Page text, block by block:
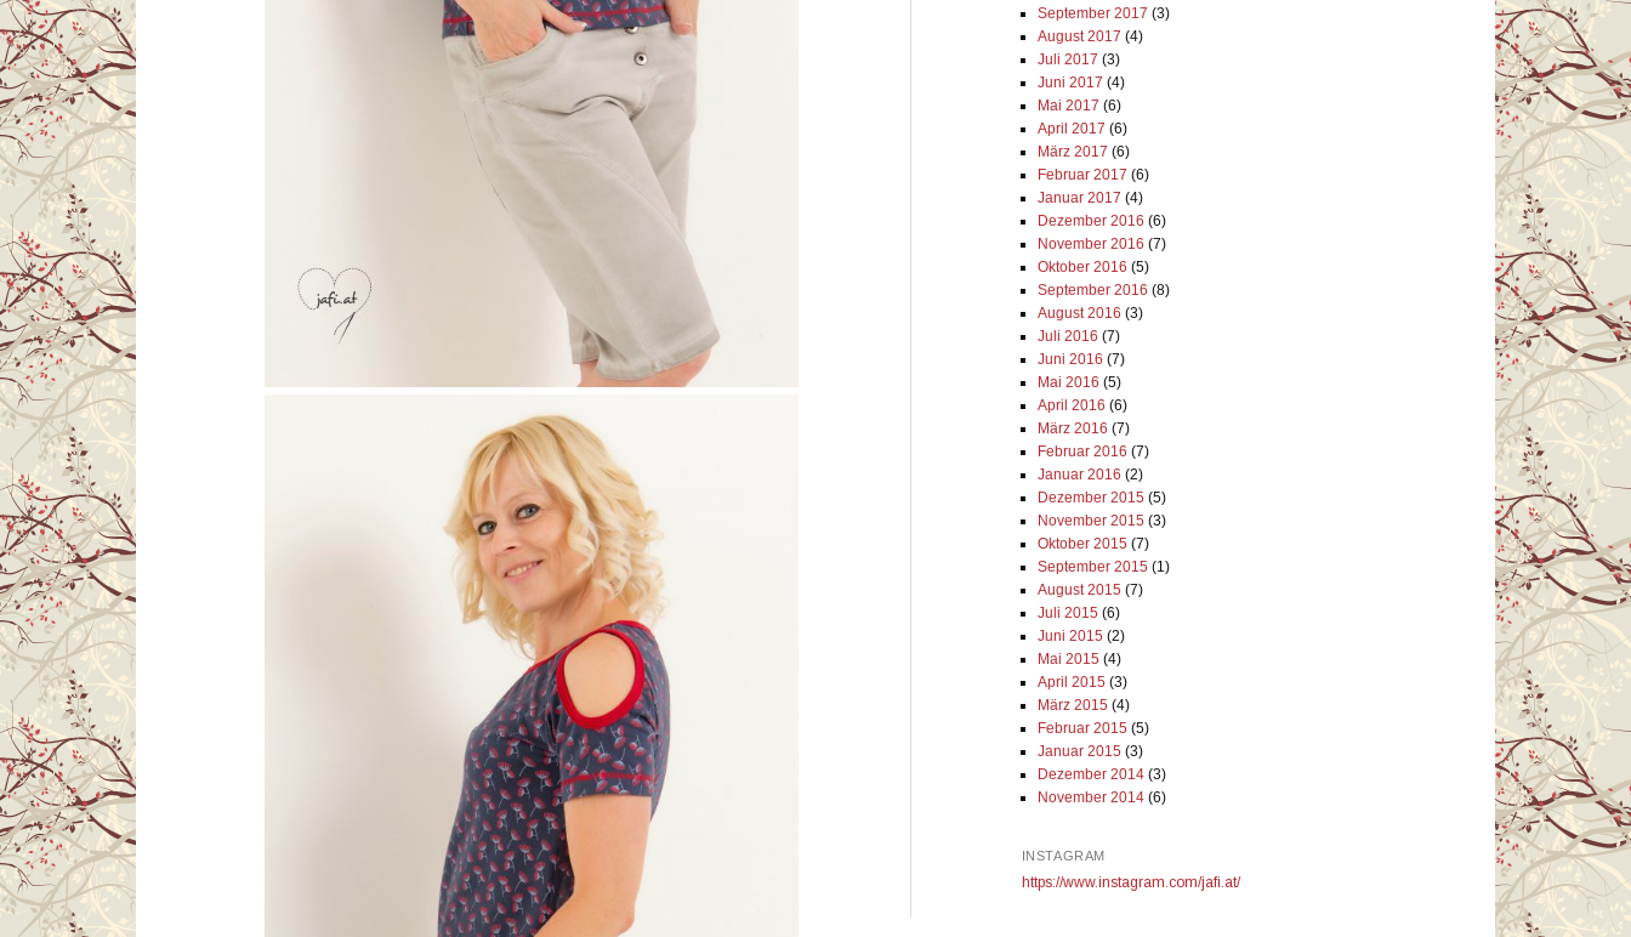
September 2017 (3)
August 2017 (4)
Juli 2017 (3)
Juni 2017 (4)
Mai 2017 (6)
April 2017 (6)
März 2017 (6)
Februar 2017 (6)
Januar 2017 (4)
Dezember 2016 (6)
November 2016 (7)
Oktober 2016 (5)
September 2016 (8)
August 2016 (3)
Juli 2016 (7)
Juni 2016 (7)
Mai 2016 (5)
April 2016 (6)
März 2016 (7)
Februar 2016 (7)
Januar 2016 (2)
Dezember 2015 (5)
November 2015 (3)
Oktober 2015 (7)
September 2015 (1)
August 2015 (7)
Juli 2015 (6)
Juni 2015 (2)
Mai 2015 (4)
April 2015 (3)
März 2015 (4)
Februar 2015 (5)
Januar 2015 (3)
Dezember 2014(3)
November 2014(6)
INSTAGRAM
https://www.instagram.com/jafi.at/